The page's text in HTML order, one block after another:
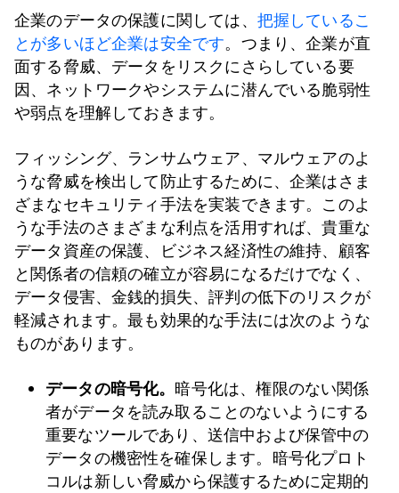
企業のデータの保護に関しては、 把握しているこ
とが多いほど企業は安全です。つまり、企業が直
面する脅威、データをリスクにさらしている要
因、ネットワークやシステムに潜んでいる脆弱性
や弱点を理解しておきます。
フィッシング、ランサムウェア、マルウェアのよ
うな脅威を検出して防止するために、企業はさま
ざまなセキュリティ手法を実装できます。このよ
うな手法のさまざまな利点を活用すれば、貴重な
データ資産の保護、ビジネス経済性の維持、顧客
と関係者の信頼の確立が容易になるだけでなく、
データ侵害、金銭的損失、評判の低下のリスクが
軽減されます。最も効果的な手法には次のような
ものがあります。
データの暗号化。 暗号化は、権限のない関係
者がデータを読み取ることのないようにする
重要なツールであり、送信中および保管中の
データの機密性を確保します。暗号化プロト
コルは新しい脅威から保護するために定期的